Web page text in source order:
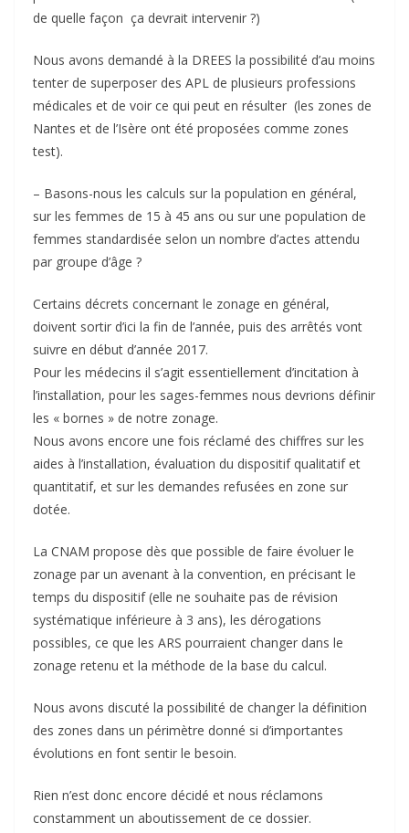
de quelle façon ça devrait intervenir ?)
Nous avons demandé à la DREES la possibilité d’au moins
tenter de superposer des APL de plusieurs professions
médicales et de voir ce qui peut en résulter (les zones de
Nantes et de l’Isère ont été proposées comme zones
test).
– Basons-nous les calculs sur la population en général,
sur les femmes de 15 à 45 ans ou sur une population de
femmes standardisée selon un nombre d’actes attendu
par groupe d’âge ?
Certains décrets concernant le zonage en général,
doivent sortir d’ici la fin de l’année, puis des arrêtés vont
suivre en début d’année 2017.
Pour les médecins il s’agit essentiellement d’incitation à
l’installation, pour les sages-femmes nous devrions définir
les « bornes » de notre zonage.
Nous avons encore une fois réclamé des chiffres sur les
aides à l’installation, évaluation du dispositif qualitatif et
quantitatif, et sur les demandes refusées en zone sur
dotée.
La CNAM propose dès que possible de faire évoluer le
zonage par un avenant à la convention, en précisant le
temps du dispositif (elle ne souhaite pas de révision
systématique inférieure à 3 ans), les dérogations
possibles, ce que les ARS pourraient changer dans le
zonage retenu et la méthode de la base du calcul.
Nous avons discuté la possibilité de changer la définition
des zones dans un périmètre donné si d’importantes
évolutions en font sentir le besoin.
Rien n’est donc encore décidé et nous réclamons
constamment un aboutissement de ce dossier.